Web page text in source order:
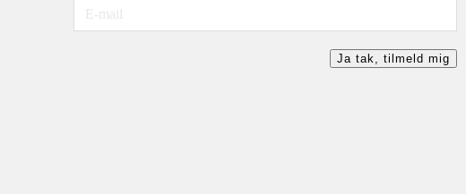
Ja tak, tilmeld mig